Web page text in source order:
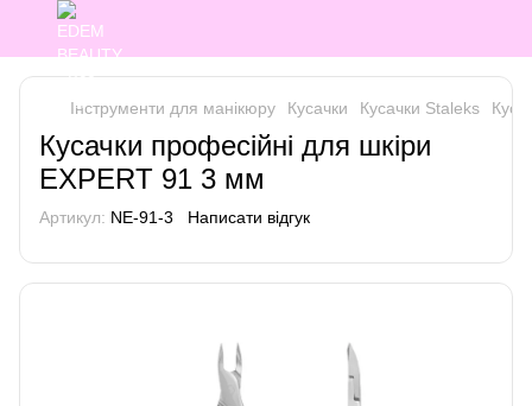
Інструменти для манікюру Кусачки Кусачки Staleks
Кусачки професійні для шкіри
EXPERT 91 3 мм
Артикул: NE-91-3 Написати відгук